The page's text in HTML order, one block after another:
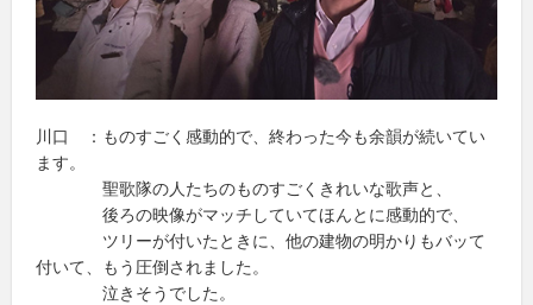
川口 ：ものすごく感動的で、終わった今も余韻が続いてい
ます。
聖歌隊の人たちのものすごくきれいな歌声と、
後ろの映像がマッチしていてほんとに感動的で、
ツリーが付いたときに、他の建物の明かりもバッて
付いて、もう圧倒されました。
泣きそうでした。